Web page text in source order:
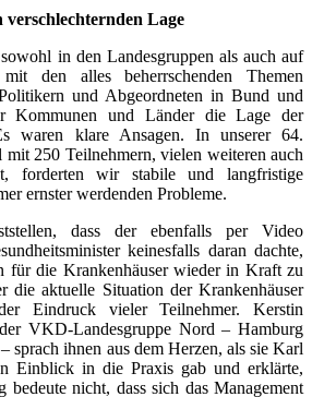
verschlechternden Lage
in den Landesgruppen als auch auf
mit den alles beherrschenden Themen
und Abgeordneten in Bund und
Kommunen und Länder die Lage der
waren klare Ansagen. In unserer 64.
mit 250 Teilnehmern, vielen weiteren auch
forderten wir stabile und langfristige
ernster werdenden Probleme.
dass der ebenfalls per Video
keinesfalls daran dachte,
für die Krankenhäuser wieder in Kraft zu
die aktuelle Situation der Krankenhäuser
Eindruck vieler Teilnehmer. Kerstin
VKD-Landesgruppe Nord – Hamburg
sprach ihnen aus dem Herzen, als sie Karl
Einblick in die Praxis gab und erklärte,
bedeute nicht, dass sich das Management